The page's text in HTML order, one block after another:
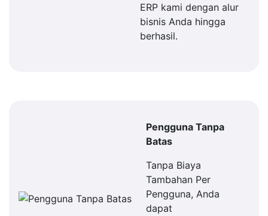
ERP kami dengan alur
bisnis Anda hingga
berhasil.
Pengguna Tanpa
Batas
Tanpa Biaya
Tambahan Per
Pengguna, Anda
dapat